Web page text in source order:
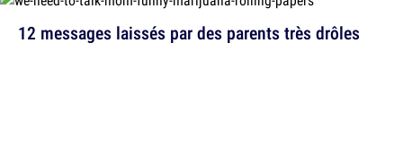
12 messages laissés par des parents très drôles